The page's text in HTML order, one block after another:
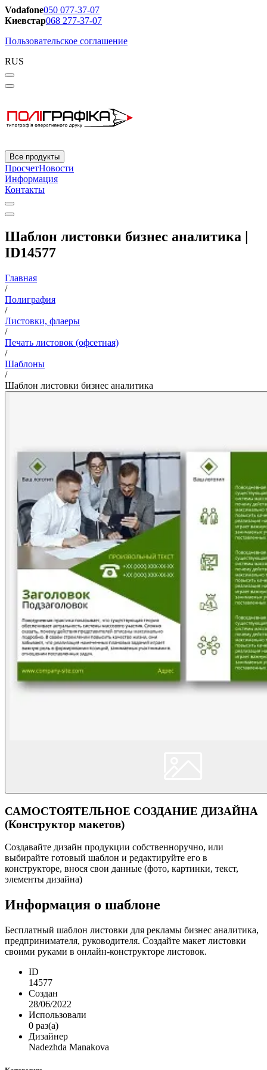
Vodafone050 077-37-07
Киевстар068 277-37-07
Пользовательское соглашение
RUS
Все продукты
ПросчетНовости
Информация
Контакты
Шаблон листовки бизнес аналитика |
ID14577
Главная
/
Полиграфия
/
Листовки, флаеры
/
Печать листовок (офсетная)
/
Шаблоны
/
Шаблон листовки бизнес аналитика
САМОСТОЯТЕЛЬНОЕ СОЗДАНИЕ ДИЗАЙНА
(Конструктор макетов)
Создавайте дизайн продукции собственноручно, или
выбирайте готовый шаблон и редактируйте его в
конструкторе, внося свои данные (фото, картинки, текст,
элементы дизайна)
Информация о шаблоне
Бесплатный шаблон листовки для рекламы бизнес аналитика,
предпринимателя, руководителя. Создайте макет листовки
своими руками в онлайн-конструкторе листовок.
ID
14577
Создан
28/06/2022
Использовали
0 раз(а)
Дизайнер
Nadezhda Manakova